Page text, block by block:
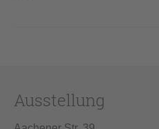
Ausstellung